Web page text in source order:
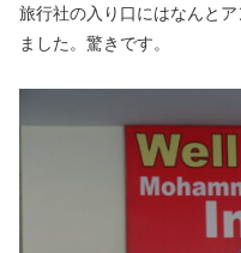
旅行社の入り口にはなんと
ました。驚きです。